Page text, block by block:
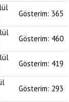
Gösterim: 365
Gösterim: 460
Gösterim: 419
Gösterim: 293